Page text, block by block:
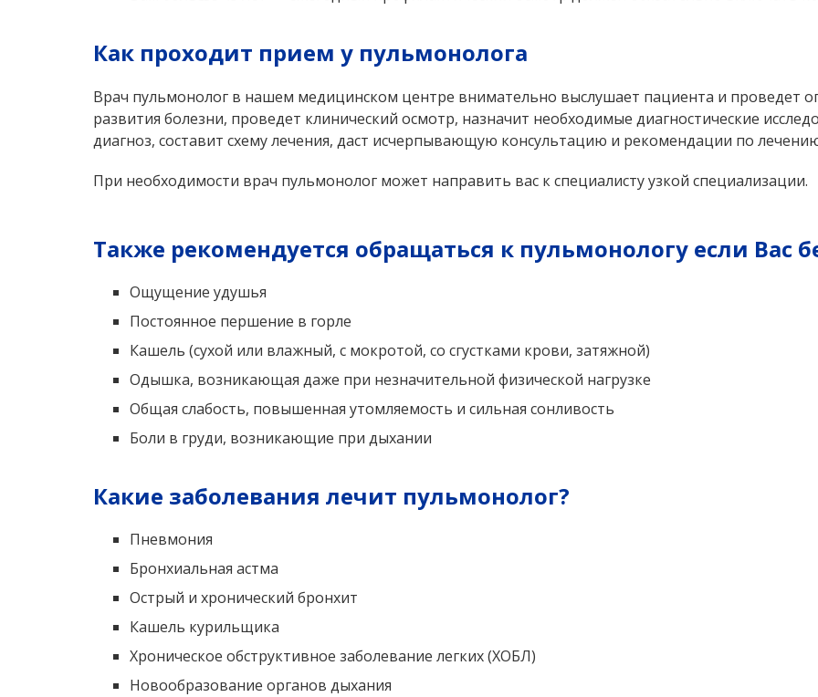
Как проходит прием у пульмонолога
Врач пульмонолог в нашем медицинском центре внимательно выслушает пациента и проведет
развития болезни, проведет клинический осмотр, назначит необходимые диагностические
диагноз, составит схему лечения, даст исчерпывающую консультацию и рекомендации по
При необходимости врач пульмонолог может направить вас к специалисту узкой специализации.
Также рекомендуется обращаться к пульмонологу если Вас
Ощущение удушья
Постоянное першение в горле
Кашель (сухой или влажный, с мокротой, со сгустками крови, затяжной)
Одышка, возникающая даже при незначительной физической нагрузке
Общая слабость, повышенная утомляемость и сильная сонливость
Боли в груди, возникающие при дыхании
Какие заболевания лечит пульмонолог?
Пневмония
Бронхиальная астма
Острый и хронический бронхит
Кашель курильщика
Хроническое обструктивное заболевание легких (ХОБЛ)
Новообразование органов дыхания